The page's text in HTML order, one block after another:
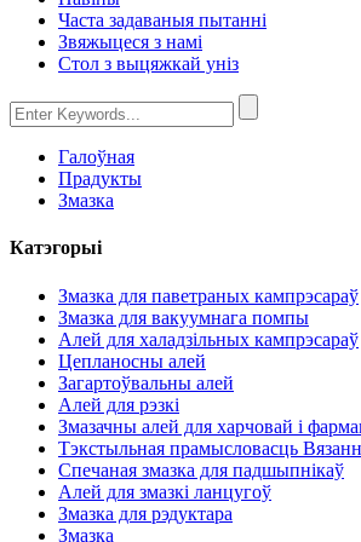
Часта задаваныя пытанні
Звяжыцеся з намі
Стол з выцяжкай уніз
Галоўная
Прадукты
Змазка
Катэгорыі
Змазка для паветраных кампрэсараў
Змазка для вакуумнага помпы
Алей для халадзільных кампрэсараў
Цепланосны алей
Загартоўвальны алей
Алей для рэзкі
Змазачны алей для харчовай і
Тэкстыльная прамысловасць
Спечаная змазка для падшыпнікаў
Алей для змазкі ланцугоў
Змазка для рэдуктара
Змазка